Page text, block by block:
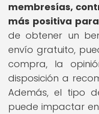
membresías,
más positiva
de obtener un
envío gratuito,
compra, la
disposición a
Además, el tipo
puede impactar